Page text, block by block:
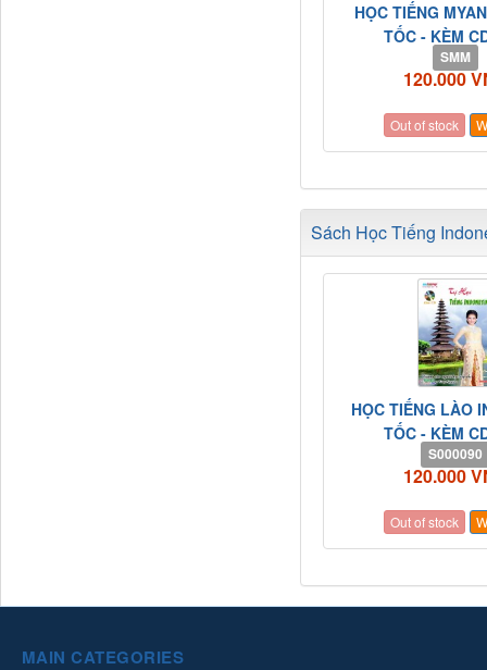
HỌC TIẾNG
TỐC - KÈM
SMM
120.000
Out of stock
Sách Học Tiếng
HỌC TIẾNG LÀO
TỐC - KÈM
S000090
120.000
Out of stock
MAIN CATEGORIES